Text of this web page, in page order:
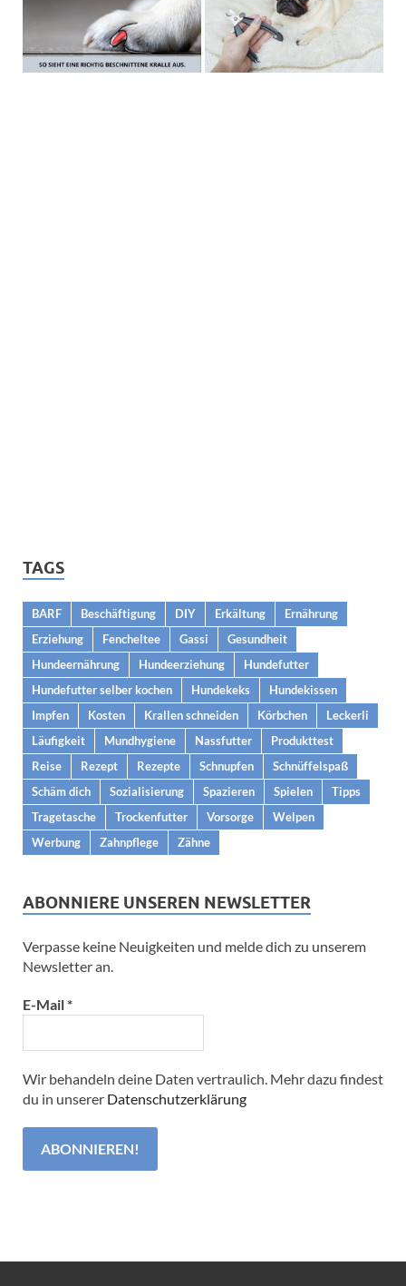
TAGS
BARF Beschäftigung DIY Erkältung
Ernährung
Erziehung
Fencheltee Gassi
Gesundheit
Hundeernährung
Hundeerziehung
Hundefutter
Hundefutter selber kochen
Hundekeks
Hundekissen
Impfen
Kosten Krallen schneiden Körbchen
Leckerli
Läufigkeit
Mundhygiene Nassfutter
Produkttest
Reise
Rezept Rezepte Schnupfen
Schnüffelspaß
Schäm dich
Sozialisierung Spazieren Spielen
Tipps
Tragetasche
Trockenfutter Vorsorge
Welpen
Werbung
Zahnpflege Zähne
ABONNIERE UNSEREN NEWSLETTER
Verpasse keine Neuigkeiten und melde dich zu unserem
Newsletter an.
E-Mail*
Wir behandeln deine Daten vertraulich. Mehr dazu findest
du in unserer Datenschutzerklärung